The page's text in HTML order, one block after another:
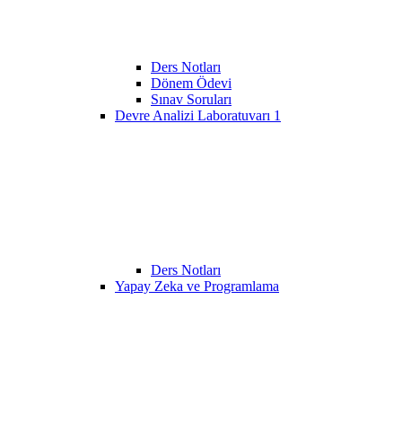
Ders Notları
Dönem Ödevi
Sınav Soruları
Devre Analizi Laboratuvarı 1
Ders Notları
Yapay Zeka ve Programlama